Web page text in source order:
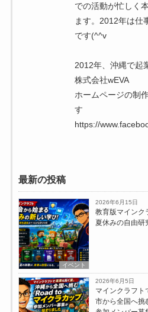
での活動が忙しく
ます。2012年は仕
です(^^v
2012年、沖縄で起
株式会社wEVA
ホームページの制
す
https://
最新の投稿
イベント
2026年6月15日
教育版マインク
夏休みの自由研
2026年6月5日
マインクラフト
市から全国へ挑